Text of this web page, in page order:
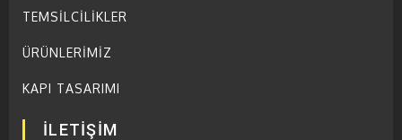
TEMSİLCİLİKLER
ÜRÜNLERİMİZ
KAPI TASARIMI
İLETİŞİM